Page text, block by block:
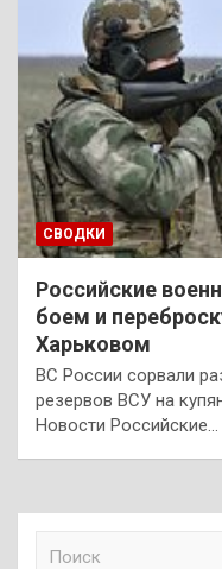
СВОДКИ
Российские
боем и
Харьковом
ВС России сорвали
резервов ВСУ на
Новости Российские…